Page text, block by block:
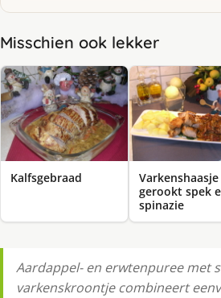
Misschien ook lekker
Kalfsgebraad
gerookt spek
spinazie
Aardappel- en erwtenpuree met
varkenskroontje combineert